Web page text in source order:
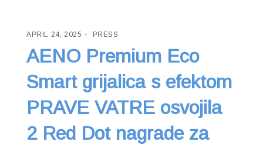
APRIL 24, 2025 PRESS
AENO Premium Eco
Smart grijalica s efektom
PRAVE VATRE osvojila
2 Red Dot nagrade za